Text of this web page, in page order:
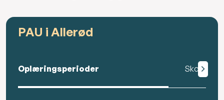
PAU i Allerød
Oplæringsperioder